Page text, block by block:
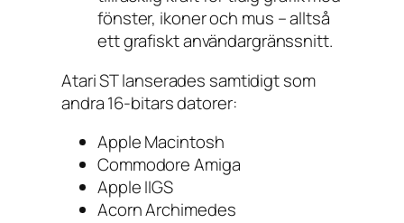
fönster, ikoner och mus – alltså
ett grafiskt användargränssnitt.
Atari ST lanserades samtidigt som
andra 16-bitars datorer:
Apple Macintosh
Commodore Amiga
Apple IIGS
Acorn Archimedes